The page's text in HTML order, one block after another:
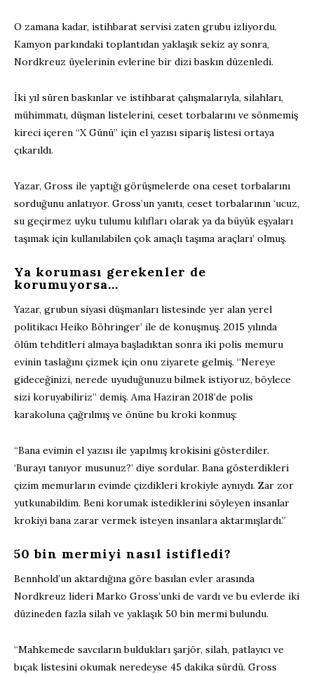
O zamana kadar, istihbarat servisi zaten grubu izliyordu.
Kamyon parkındaki toplantıdan yaklaşık sekiz ay sonra,
Nordkreuz üyelerinin evlerine bir dizi baskın düzenledi.
İki yıl süren baskınlar ve istihbarat çalışmalarıyla, silahları,
mühimmatı, düşman listelerini, ceset torbalarını ve sönmemiş
kireci içeren “X Günü” için el yazısı sipariş listesi ortaya
çıkarıldı.
Yazar, Gross ile yaptığı görüşmelerde ona ceset torbalarını
sorduğunu anlatıyor. Gross’un yanıtı, ceset torbalarının ‘ucuz,
su geçirmez uyku tulumu kılıfları olarak ya da büyük eşyaları
taşımak için kullanılabilen çok amaçlı taşıma araçları’ olmuş.
Ya koruması gerekenler de
korumuyorsa…
Yazar, grubun siyasi düşmanları listesinde yer alan yerel
politikacı Heiko Böhringer’ ile de konuşmuş. 2015 yılında
ölüm tehditleri almaya başladıktan sonra iki polis memuru
evinin taslağını çizmek için onu ziyarete gelmiş. “Nereye
gideceğinizi, nerede uyuduğunuzu bilmek istiyoruz, böylece
sizi koruyabiliriz” demiş. Ama Haziran 2018’de polis
karakoluna çağrılmış ve önüne bu kroki konmuş:
“Bana evimin el yazısı ile yapılmış krokisini gösterdiler.
‘Burayı tanıyor musunuz?’ diye sordular. Bana gösterdikleri
çizim memurların evimde çizdikleri krokiyle aynıydı. Zar zor
yutkunabildim. Beni korumak istediklerini söyleyen insanlar
krokiyi bana zarar vermek isteyen insanlara aktarmışlardı.”
50 bin mermiyi nasıl istifledi?
Bennhold’un aktardığına göre basılan evler arasında
Nordkreuz lideri Marko Gross’unki de vardı ve bu evlerde iki
düzineden fazla silah ve yaklaşık 50 bin mermi bulundu.
“Mahkemede savcıların buldukları şarjör, silah, patlayıcı ve
bıçak listesini okumak neredeyse 45 dakika sürdü. Gross